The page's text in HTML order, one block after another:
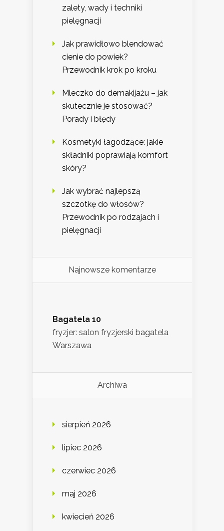
zalety, wady i techniki
pielęgnacji
Jak prawidłowo blendować
cienie do powiek?
Przewodnik krok po kroku
Mleczko do demakijażu – jak
skutecznie je stosować?
Porady i błędy
Kosmetyki łagodzące: jakie
składniki poprawiają komfort
skóry?
Jak wybrać najlepszą
szczotkę do włosów?
Przewodnik po rodzajach i
pielęgnacji
Najnowsze komentarze
Bagatela 10
fryzjer: salon fryzjerski bagatela
Warszawa
Archiwa
sierpień 2026
lipiec 2026
czerwiec 2026
maj 2026
kwiecień 2026